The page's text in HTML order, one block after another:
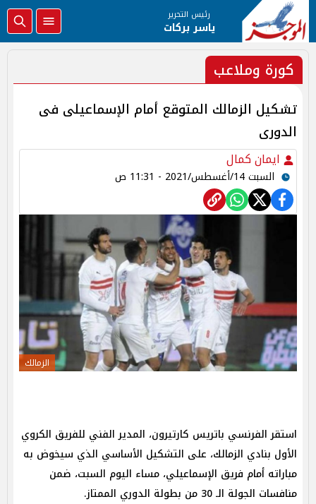
رئيس التحرير
ياسر بركات
كورة وملاعب
تشكيل الزمالك المتوقع أمام الإسماعيلى فى
الدورى
ايمان كمال
السبت 14/أغسطس/2021 - 11:31 ص
الزمالك
استقر الفرنسي باتريس كارتيرون، المدير الفني للفريق الكروي
الأول بنادي الزمالك، على التشكيل الأساسي الذي سيخوض به
مباراته أمام فريق الإسماعيلي، مساء اليوم السبت، ضمن
منافسات الجولة الـ 30 من بطولة الدوري الممتاز.